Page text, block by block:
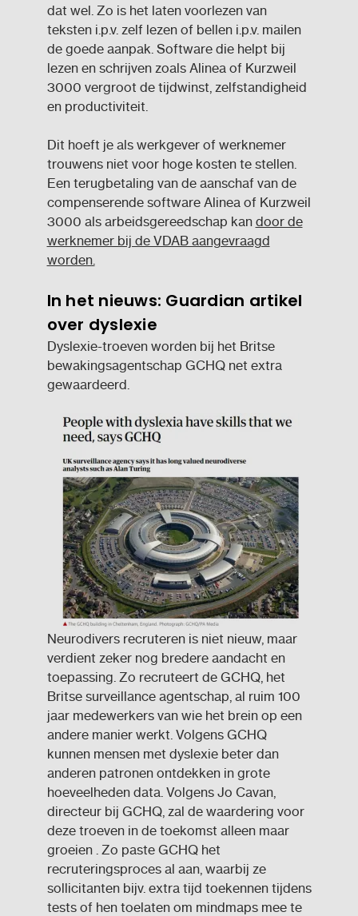
dat wel. Zo is het laten voorlezen van
teksten i.p.v. zelf lezen of bellen i.p.v. mailen
de goede aanpak. Software die helpt bij
lezen en schrijven zoals Alinea of Kurzweil
3000 vergroot de tijdwinst, zelfstandigheid
en productiviteit.
Dit hoeft je als werkgever of werknemer
trouwens niet voor hoge kosten te stellen.
Een terugbetaling van de aanschaf van de
compenserende software Alinea of Kurzweil
3000 als arbeidsgereedschap kan door de
werknemer bij de VDAB aangevraagd
worden.
In het nieuws: Guardian artikel
over dyslexie
Dyslexie-troeven worden bij het Britse
bewakingsagentschap GCHQ net extra
gewaardeerd.
Neurodivers recruteren is niet nieuw, maar
verdient zeker nog bredere aandacht en
toepassing. Zo recruteert de GCHQ, het
Britse surveillance agentschap, al ruim 100
jaar medewerkers van wie het brein op een
andere manier werkt. Volgens GCHQ
kunnen mensen met dyslexie beter dan
anderen patronen ontdekken in grote
hoeveelheden data. Volgens Jo Cavan,
directeur bij GCHQ, zal de waardering voor
deze troeven in de toekomst alleen maar
groeien . Zo paste GCHQ het
recruteringsproces al aan, waarbij ze
sollicitanten bijv. extra tijd toekennen tijdens
tests of hen toelaten om mindmaps mee te